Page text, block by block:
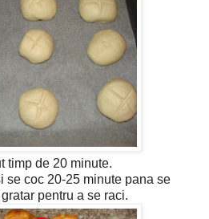
timp de 20 minute.
se coc 20-25 minute pana se
pentru a se raci.